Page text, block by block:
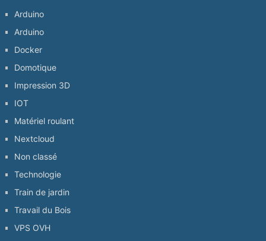
Arduino
Arduino
Docker
Domotique
Impression 3D
IOT
Matériel roulant
Nextcloud
Non classé
Technologie
Train de jardin
Travail du Bois
VPS OVH